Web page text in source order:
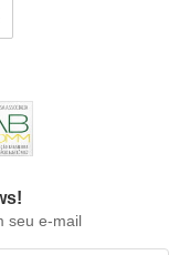
seu e-mail